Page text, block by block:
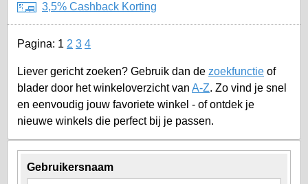
Gebruikersnaam
3,5% Cashback Korting
Pagina: 1 2 3 4
Liever gericht zoeken? Gebruik dan de zoekfunctie of
blader door het winkeloverzicht van A-Z. Zo vind je snel
en eenvoudig jouw favoriete winkel - of ontdek je
nieuwe winkels die perfect bij je passen.